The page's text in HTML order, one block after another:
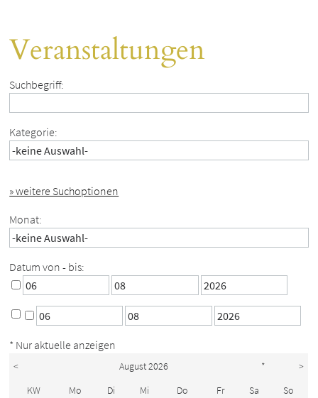
Veranstaltungen
Suchbegriff:
Kategorie:
» weitere Suchoptionen
Monat:
Datum von - bis:
* Nur aktuelle anzeigen
< August 2026 *
>
KW
Mo Di Mi Do Fr Sa
So